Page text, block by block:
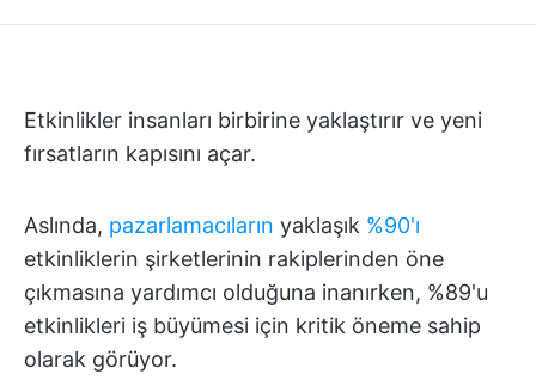
Etkinlikler insanları birbirine yaklaştırır ve yeni
fırsatların kapısını açar.
Aslında, pazarlamacıların yaklaşık %90'ı
etkinliklerin şirketlerinin rakiplerinden öne
çıkmasına yardımcı olduğuna inanırken, %89'u
etkinlikleri iş büyümesi için kritik öneme sahip
olarak görüyor.